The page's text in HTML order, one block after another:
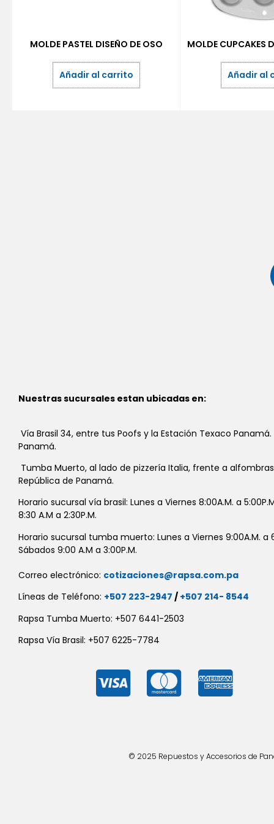
MOLDE PASTEL DISEÑO DE OSO
Añadir al carrito
MOLDE CUPCAKES
Añadir al
Nuestras sucursales estan ubicadas en:
Vía Brasil 34, entre tus Poofs y la Estación Texaco
Panamá.
Tumba Muerto, al lado de pizzería Italia, frente a
República de Panamá.
Horario sucursal vía brasil: Lunes a Viernes 8:00A.M. a
8:30 A.M a 2:30P.M.
Horario sucursal tumba muerto: Lunes a Viernes 9:00A.M. a
Sábados 9:00 A.M a 3:00P.M.
Correo electrónico: cotizaciones@rapsa.com.pa
Líneas de Teléfono: +507 223-2947 / +507 214- 8544
Rapsa Tumba Muerto: +507 6441-2503
Rapsa Vía Brasil: +507 6225-7784
© 2025 Repuestos y Accesorios de